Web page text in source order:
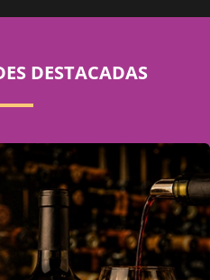
DESTACADAS